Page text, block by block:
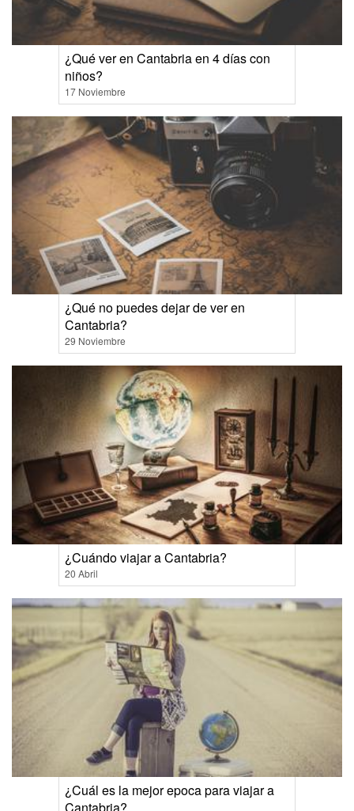
¿Qué ver en Cantabria en 4 días con
niños?
17 Noviembre
¿Qué no puedes dejar de ver en
Cantabria?
29 Noviembre
¿Cuándo viajar a Cantabria?
20 Abril
¿Cuál es la mejor epoca para viajar a